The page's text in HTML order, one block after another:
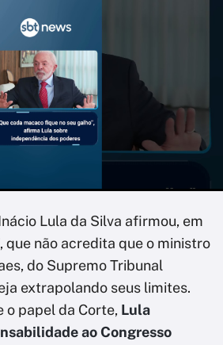
Lula da Silva afirmou, em
, que não acredita que o ministro
do Supremo Tribunal
extrapolando seus limites.
o papel da Corte, Lula
ao Congresso